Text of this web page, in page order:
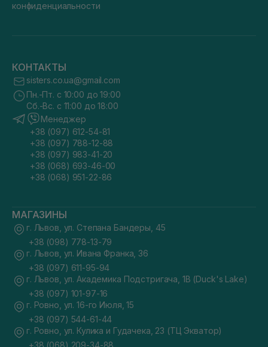
конфиденциальности
КОНТАКТЫ
sisters.co.ua@gmail.com
Пн.-Пт. с 10:00 до 19:00
Сб.-Вс. с 11:00 до 18:00
Менеджер
+38 (097) 612-54-81
+38 (097) 788-12-88
+38 (097) 983-41-20
+38 (068) 693-46-00
+38 (068) 951-22-86
МАГАЗИНЫ
г. Львов, ул. Степана Бандеры, 45
+38 (098) 778-13-79
г. Львов, ул. Ивана Франка, 36
+38 (097) 611-95-94
г. Львов, ул. Академика Подстригача, 1В (Duck's Lake)
+38 (097) 101-97-16
г. Ровно, ул. 16-го Июля, 15
+38 (097) 544-61-44
г. Ровно, ул. Кулика и Гудачека, 23 (ТЦ Экватор)
+38 (068) 209-34-88